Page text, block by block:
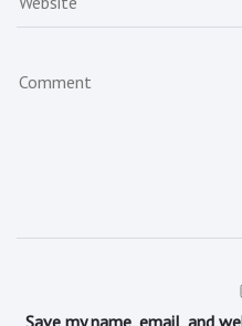
Save my name, email, and